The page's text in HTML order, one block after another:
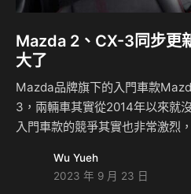
Mazda 2、CX-3同步
大了
Mazda品牌旗下的入門車款
3，兩輛車其實從2014年以來就
入門車款的競爭其實也非常激烈
會支援Mazda Connect功能，並
相信這才是現行新車大家可以接
Wu Yueh
2023 年 9 月 23 日